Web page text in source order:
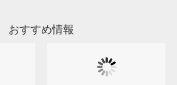
おすすめ情報